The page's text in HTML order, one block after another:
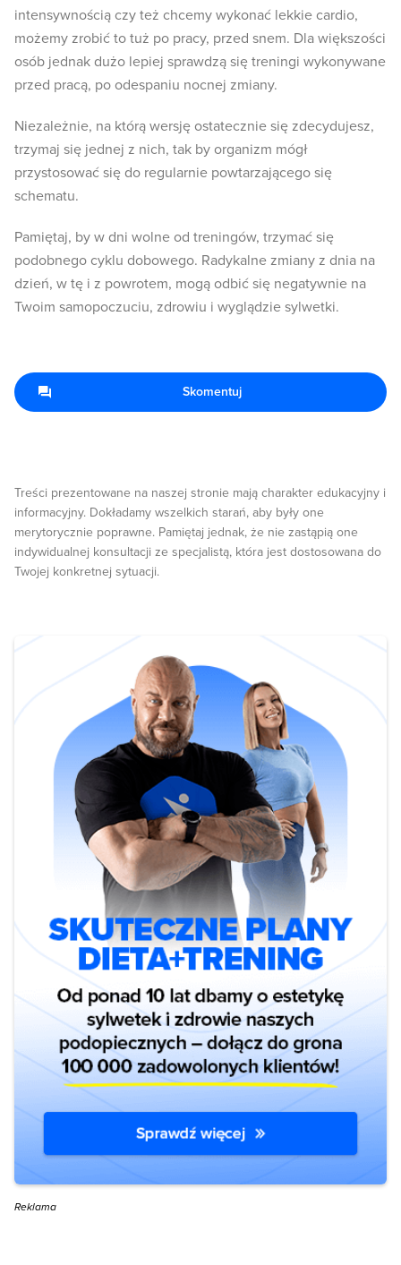
intensywnością czy też chcemy wykonać lekkie cardio,
możemy zrobić to tuż po pracy, przed snem. Dla większości
osób jednak dużo lepiej sprawdzą się treningi wykonywane
przed pracą, po odespaniu nocnej zmiany.
Niezależnie, na którą wersję ostatecznie się zdecydujesz,
trzymaj się jednej z nich, tak by organizm mógł
przystosować się do regularnie powtarzającego się
schematu.
Pamiętaj, by w dni wolne od treningów, trzymać się
podobnego cyklu dobowego. Radykalne zmiany z dnia na
dzień, w tę i z powrotem, mogą odbić się negatywnie na
Twoim samopoczuciu, zdrowiu i wyglądzie sylwetki.
Treści prezentowane na naszej stronie mają charakter edukacyjny i
informacyjny. Dokładamy wszelkich starań, aby były one
merytorycznie poprawne. Pamiętaj jednak, że nie zastąpią one
indywidualnej konsultacji ze specjalistą, która jest dostosowana do
Twojej konkretnej sytuacji.
Skomentuj
Reklama